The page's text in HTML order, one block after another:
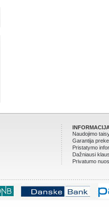
Naudojimo
Garantija
Pristatymo
Dažniausi
Privatumo